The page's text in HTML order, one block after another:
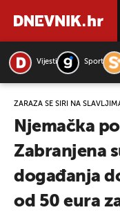
Vijesti Sport
ZARAZA SE ŠIRI NA
Njemačka
Zabranjena
događanja
od 50 eura
PRETRAŽITE VIJESTI